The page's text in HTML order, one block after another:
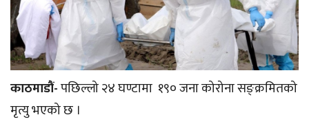
काठमाडौं-पछिल्लो २४ घण्टामा १९० जना कोरोना सङ्क्रमितको
मृत्यु भएको छ ।